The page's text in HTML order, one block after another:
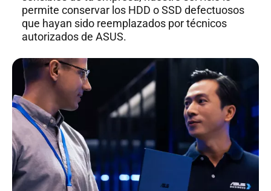
permite conservar los HDD o SSD defectuosos
que hayan sido reemplazados por técnicos
autorizados de ASUS.